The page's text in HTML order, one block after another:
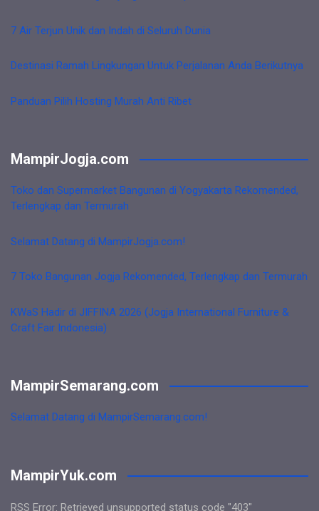
7 Air Terjun Unik dan Indah di Seluruh Dunia
Destinasi Ramah Lingkungan Untuk Perjalanan Anda Berikutnya
Panduan Pilih Hosting Murah Anti Ribet
MampirJogja.com
Toko dan Supermarket Bangunan di Yogyakarta Rekomended,
Terlengkap dan Termurah
Selamat Datang di MampirJogja.com!
7 Toko Bangunan Jogja Rekomended, Terlengkap dan Termurah
KWaS Hadir di JIFFINA 2026 (Jogja International Furniture &
Craft Fair Indonesia)
MampirSemarang.com
Selamat Datang di MampirSemarang.com!
MampirYuk.com
RSS Error: Retrieved unsupported status code "403"